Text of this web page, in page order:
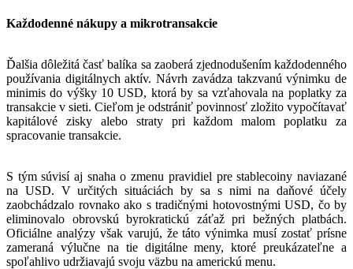
Každodenné nákupy a mikrotransakcie
Ďalšia dôležitá časť balíka sa zaoberá zjednodušením každodenného
používania digitálnych aktív. Návrh zavádza takzvanú výnimku de
minimis do výšky 10 USD, ktorá by sa vzťahovala na poplatky za
transakcie v sieti. Cieľom je odstrániť povinnosť zložito vypočítavať
kapitálové zisky alebo straty pri každom malom poplatku za
spracovanie transakcie.
S tým súvisí aj snaha o zmenu pravidiel pre stablecoiny naviazané
na USD. V určitých situáciách by sa s nimi na daňové účely
zaobchádzalo rovnako ako s tradičnými hotovostnými USD, čo by
eliminovalo obrovskú byrokratickú záťaž pri bežných platbách.
Oficiálne analýzy však varujú, že táto výnimka musí zostať prísne
zameraná výlučne na tie digitálne meny, ktoré preukázateľne a
spoľahlivo udržiavajú svoju väzbu na americkú menu.